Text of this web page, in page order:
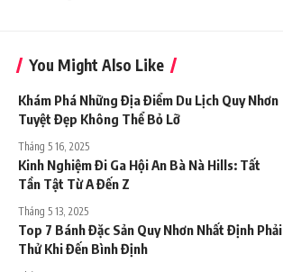
You Might Also Like
Khám Phá Những Địa Điểm Du Lịch Quy Nhơn
Tuyệt Đẹp Không Thể Bỏ Lỡ
Tháng 5 16, 2025
Kinh Nghiệm Đi Ga Hội An Bà Nà Hills: Tất
Tần Tật Từ A Đến Z
Tháng 5 13, 2025
Top 7 Bánh Đặc Sản Quy Nhơn Nhất Định Phải
Thử Khi Đến Bình Định